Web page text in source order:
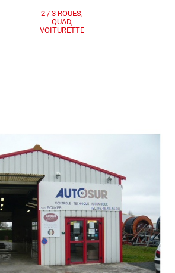
2 / 3 ROUES,
QUAD,
VOITURETTE